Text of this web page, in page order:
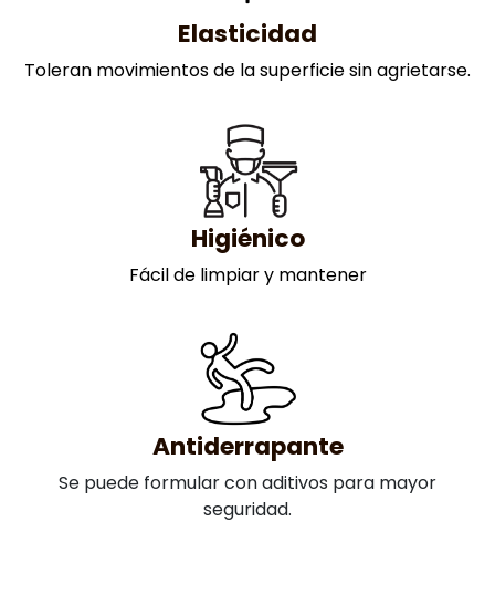
Elasticidad
Toleran movimientos de la superficie sin agrietarse.
Higiénico
Fácil de limpiar y mantener
Antiderrapante
Se puede formular con aditivos para mayor
seguridad.